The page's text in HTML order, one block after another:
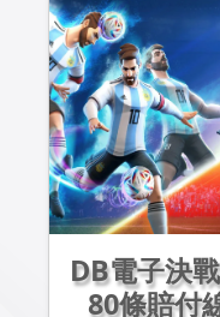
DB電子決
80條賠付